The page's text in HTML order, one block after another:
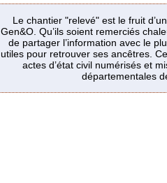
Le chantier "relevé" est le fruit
Gen&O. Qu’ils soient remerciés
de partager l’information avec le
utiles pour retrouver ses ancêtres.
actes d’état civil numérisés et
départementales